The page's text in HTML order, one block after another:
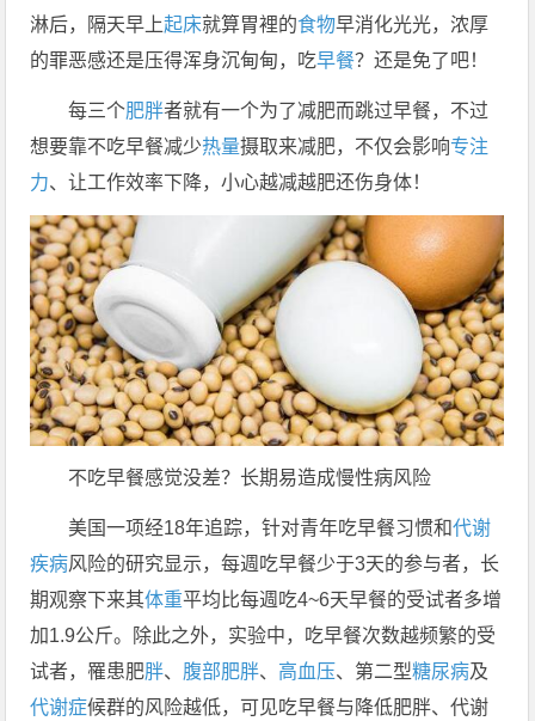
淋后，隔天早上起床就算胃裡的食物早消化光光，浓厚
的罪恶感还是压得浑身沉甸甸，吃早餐？还是免了吧！
每三个肥胖者就有一个为了减肥而跳过早餐，不过
想要靠不吃早餐减少热量摄取来减肥，不仅会影响专注
力、让工作效率下降，小心越减越肥还伤身体！
不吃早餐感觉没差？长期易造成慢性病风险
美国一项经18年追踪，针对青年吃早餐习惯和代谢
疾病风险的研究显示，每週吃早餐少于3天的参与者，长
期观察下来其体重平均比每週吃4~6天早餐的受试者多增
加1.9公斤。除此之外，实验中，吃早餐次数越频繁的受
试者，罹患肥胖、 腹部肥胖、 高血压、第二型糖尿病及
代谢症候群的风险越低，可见吃早餐与降低肥胖、代谢